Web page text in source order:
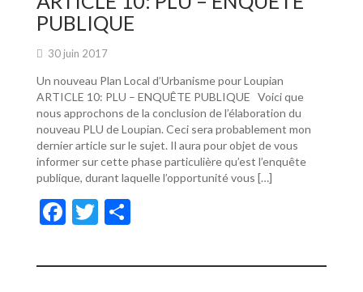
o
k
PUBLIQUE
30 juin 2017
Un nouveau Plan Local d’Urbanisme pour Loupian
ARTICLE 10: PLU – ENQUÊTE PUBLIQUE Voici que
nous approchons de la conclusion de l’élaboration du
nouveau PLU de Loupian. Ceci sera probablement mon
dernier article sur le sujet. Il aura pour objet de vous
informer sur cette phase particulière qu’est l’enquête
publique, durant laquelle l’opportunité vous […]
F
e
T
itt ta